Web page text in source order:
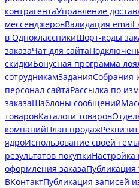
контрагентаУправление
мессенджеровВалидация email
в ОдноклассникиШорт-коды
заказаЧат для сайта
скидкиБонусная программа
сотрудникамЗаданияСобрания
персонал сайтаРассылка по
заказаШаблоны сообщений
товаровКаталоги товаров
компанийПлан продаж
ядроИспользование своей
результатов покупкиНастройка
оформления заказаПубликация
ВКонтактПубликация записей